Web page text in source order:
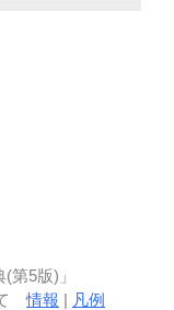
第5版)」
て情報 | 凡例